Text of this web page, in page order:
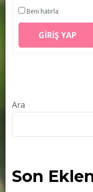
Beni hatırla
GIRIŞ YAP
Ara
Son